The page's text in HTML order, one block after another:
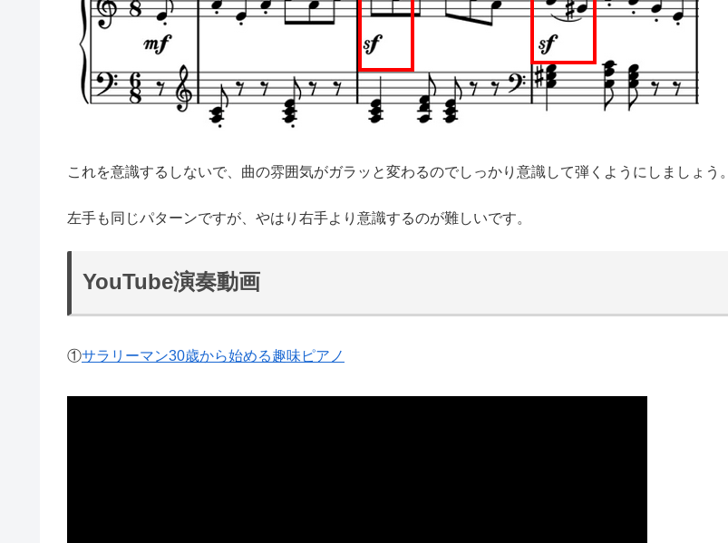
これを意識するしないで、曲の雰囲気がガラッと変わるのでしっかり意識して弾くようにしましょう。
左手も同じパターンですが、やはり右手より意識するのが難しいです。
YouTube演奏動画
①サラリーマン30歳から始める趣味ピアノ